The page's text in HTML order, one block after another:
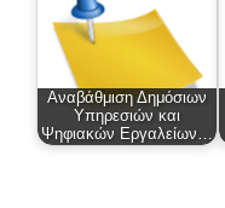
Αναβάθμιση Δημόσιων
Υπηρεσιών και
Ψηφιακών Εργαλείων…